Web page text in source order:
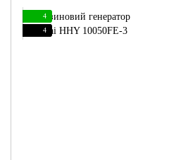
4
4